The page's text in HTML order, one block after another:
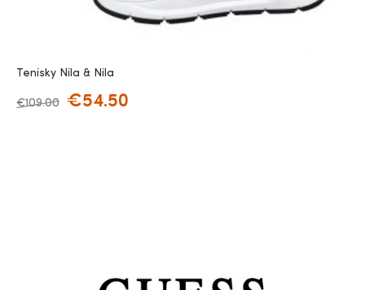
Tenisky Nila & Nila
€109.00 €54.50